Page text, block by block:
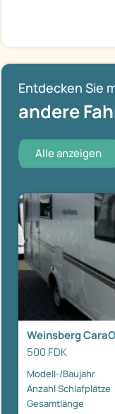
Entdecken Sie
andere
Alle anzeigen
Weinsberg
500 FDK
Modell-/Baujahr
Anzahl Schlafplätze
Gesamtlänge